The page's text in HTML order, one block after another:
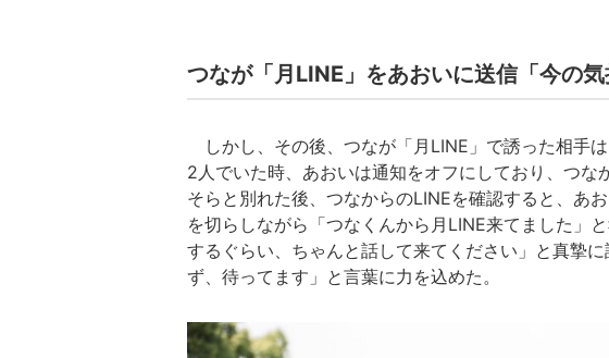
つなが「月LINE」をあおいに送信「今の気
しかし、その後、つなが「月LINE」で誘った相手
2人でいた時、あおいは通知をオフにしており、つな
そらと別れた後、つなからのLINEを確認すると、あ
を切らしながら「つなくんから月LINE来てました」
するぐらい、ちゃんと話して来てください」と真摯
ず、待ってます」と言葉に力を込めた。